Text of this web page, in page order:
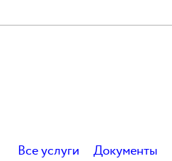
Все услуги Документы